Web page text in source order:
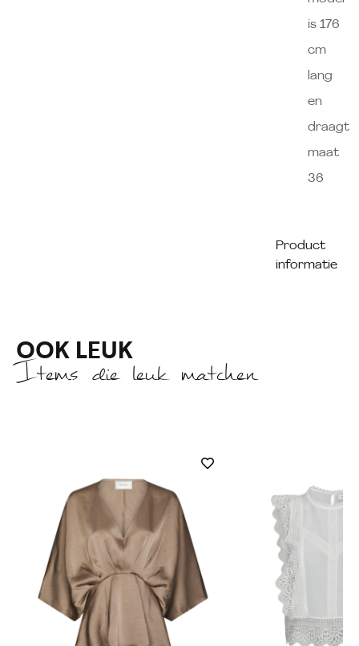
Product
informatie
is 176
cm
lang
en
draagt
maat
36
OOK LEUK
Items die leuk matchen